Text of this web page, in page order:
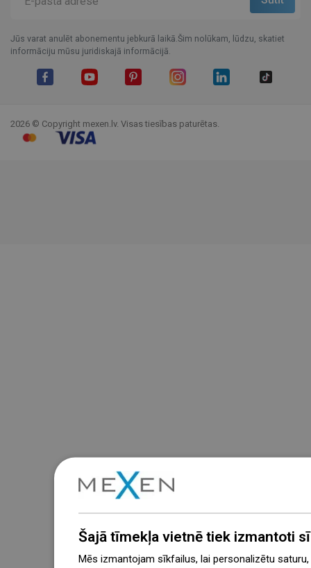
Jūs varat anulēt abonementu jebkurā laikā.Šim nolūkam, lūdzu, skatiet
informāciju mūsu juridiskajā informācijā.
2026 © Copyright mexen.lv. Visas tiesības paturētas.
Šajā tīmekļa vietnē tiek izmantoti
Mēs izmantojam sīkfailus, lai personalizētu